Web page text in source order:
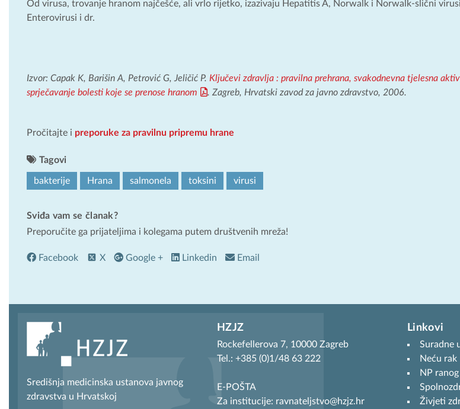
Od virusa, trovanje hranom najčešće, ali vrlo rijetko, izazivaju Hepatitis A, Norwalk i Norwalk-slični
Enterovirusi i dr.
Izvor: Capak K, Barišin A, Petrović G, Jeličić P. Ključevi zdravlja : pravilna prehrana, svakodnevna tjelesna
sprječavanje bolesti koje se prenose hranom
. Zagreb, Hrvatski zavod za javno zdravstvo, 2006.
Pročitajte i preporuke za pravilnu pripremu hrane
Tagovi
bakterije Hrana salmonela toksini virusi
Sviđa vam se članak?
Preporučite ga prijateljima i kolegama putem društvenih mreža!
Facebook X Google + Linkedin Email
Središnja medicinska ustanova javnog
zdravstva u Hrvatskoj
HZJZ
Rockefellerova 7, 10000 Zagreb
Tel.: +385 (0)1/48 63 222
E-POŠTA
Za institucije: ravnateljstvo@hzjz.hr
Linkovi
Suradne
Neću rak
NP
Živjeti